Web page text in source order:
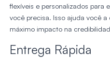
flexíveis e personalizados para
você precisa. Isso ajuda você
máximo impacto na
Entrega Rápida